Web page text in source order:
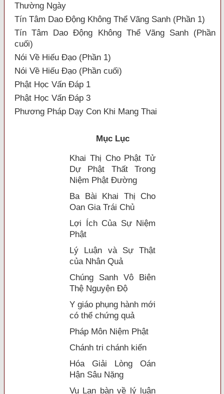
Thường Ngày
Tín Tâm Dao Động Không Thể Vãng Sanh (Phần 1)
Tín Tâm Dao Động Không Thể Vãng Sanh (Phần
cuối)
Nói Về Hiếu Đạo (Phần 1)
Nói Về Hiếu Đạo (Phần cuối)
Phật Học Vấn Đáp 1
Phật Học Vấn Đáp 3
Phương Pháp Dạy Con Khi Mang Thai
Mục Lục
Khai Thị Cho Phật Tử
Dự Phật Thất Trong
Niệm Phật Ðường
Ba Bài Khai Thị Cho
Oan Gia Trái Chủ
Lợi Ích Của Sự Niệm
Phật
Lý Luận và Sự Thật
của Nhân Quả
Chúng Sanh Vô Biên
Thệ Nguyện Độ
Y giáo phụng hành mới
có thể chứng quả
Pháp Môn Niệm Phật
Chánh tri chánh kiến
Hóa Giải Lòng Oán
Hận Sâu Nặng
Vu Lan bàn về lý luận